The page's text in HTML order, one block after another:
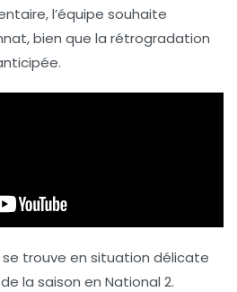
l’équipe souhaite
bien que la rétrogradation
se trouve en situation délicate
la saison en National 2.